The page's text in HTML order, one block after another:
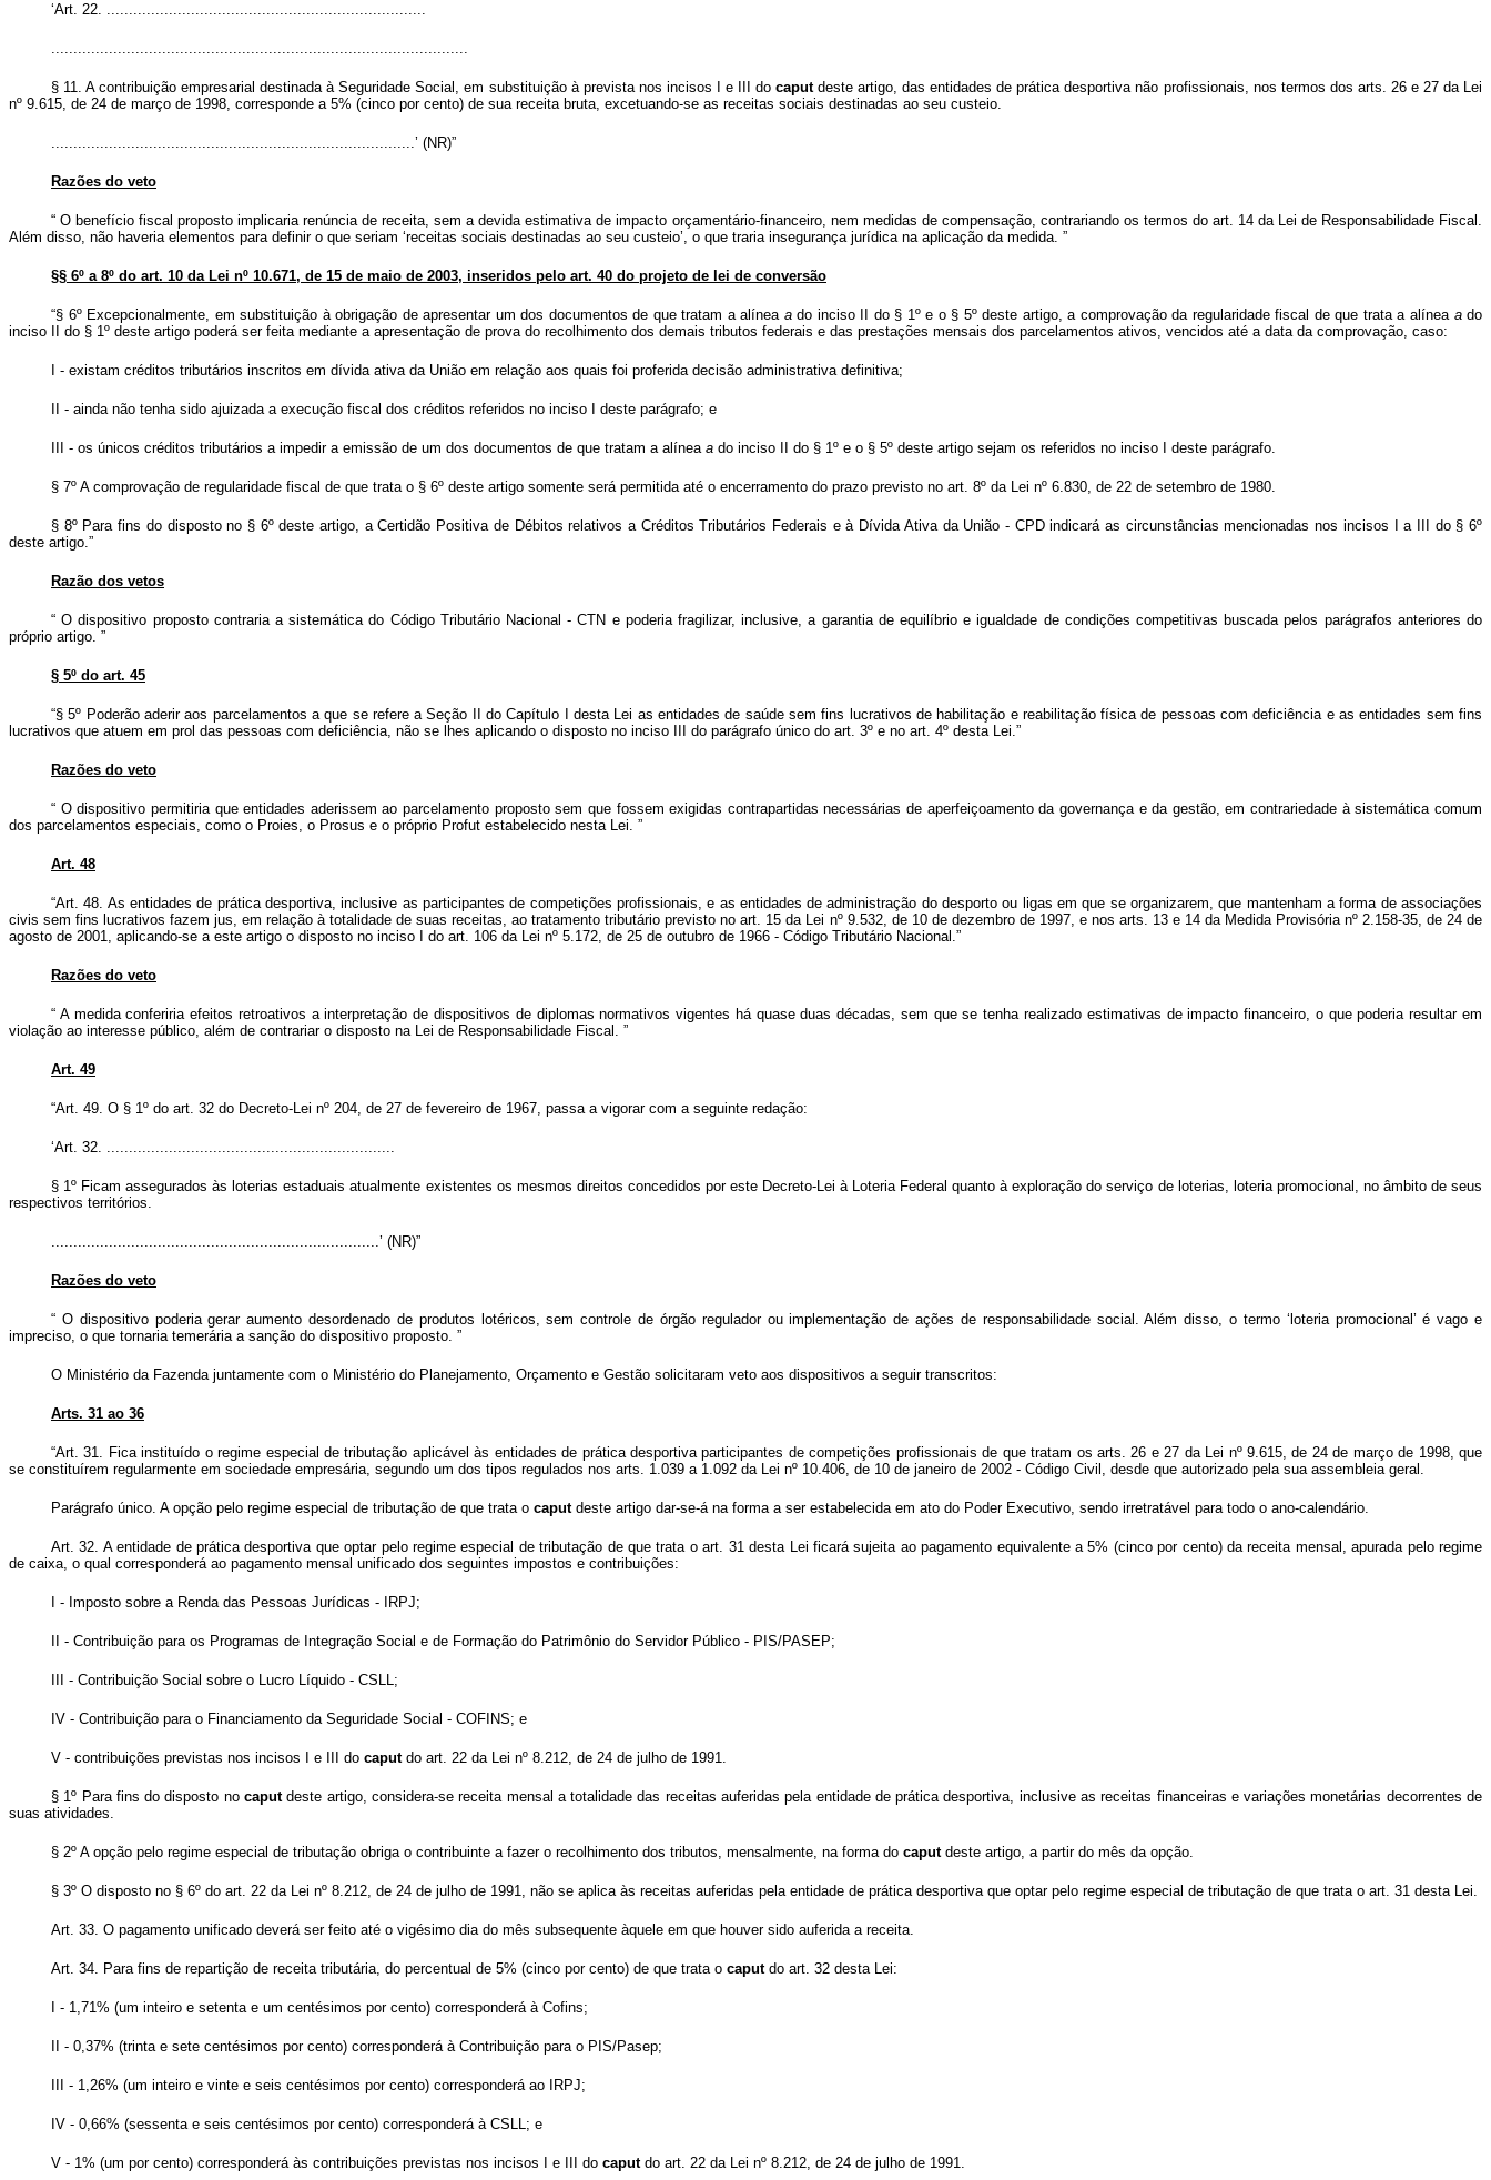
‘Art. 22. ........................................................................
..............................................................................................
§ 11. A contribuição empresarial destinada à Seguridade Social, em substituição à prevista nos incisos I e III docaputdeste artigo, das entidades de prática desportiva não profissionais, nos termos dos arts. 26 e 27 da Lei
nº 9.615, de 24 de março de 1998, corresponde a 5% (cinco por cento) de sua receita bruta, excetuando-se as receitas sociais destinadas ao seu custeio.
..................................................................................’ (NR)”
Razões do veto
“O benefício fiscal proposto implicaria renúncia de receita, sem a devida estimativa de impacto orçamentário-financeiro, nem medidas de compensação, contrariando os termos do art. 14 da Lei de Responsabilidade Fiscal.
Além disso, não haveria elementos para definir o que seriam ‘receitas sociais destinadas ao seu custeio’, o que traria insegurança jurídica na aplicação da medida. ”
§§ 6º a 8º do art. 10 da Lei nº 10.671, de 15 de maio de 2003, inseridos pelo art. 40 do projeto de lei de conversão
“§ 6º Excepcionalmente, em substituição à obrigação de apresentar um dos documentos de que tratam a alínea ado inciso II do § 1º e o § 5º deste artigo, a comprovação da regularidade fiscal de que trata a alínea ado
inciso II do § 1º deste artigo poderá ser feita mediante a apresentação de prova do recolhimento dos demais tributos federais e das prestações mensais dos parcelamentos ativos, vencidos até a data da comprovação, caso:
I - existam créditos tributários inscritos em dívida ativa da União em relação aos quais foi proferida decisão administrativa definitiva;
II - ainda não tenha sido ajuizada a execução fiscal dos créditos referidos no inciso I deste parágrafo; e
III - os únicos créditos tributários a impedir a emissão de um dos documentos de que tratam a alínea a do inciso II do § 1º e o § 5º deste artigo sejam os referidos no inciso I deste parágrafo.
§ 7º A comprovação de regularidade fiscal de que trata o § 6º deste artigo somente será permitida até o encerramento do prazo previsto no art. 8º da Lei nº 6.830, de 22 de setembro de 1980.
§ 8º Para fins do disposto no § 6º deste artigo, a Certidão Positiva de Débitos relativos a Créditos Tributários Federais e à Dívida Ativa da União - CPD indicará as circunstâncias mencionadas nos incisos I a III do § 6º
deste artigo.”
Razão dos vetos
“O dispositivo proposto contraria a sistemática do Código Tributário Nacional - CTN e poderia fragilizar, inclusive, a garantia de equilíbrio e igualdade de condições competitivas buscada pelos parágrafos anteriores do
próprio artigo. ”
§ 5º do art. 45
“§ 5º Poderão aderir aos parcelamentos a que se refere a Seção II do Capítulo I desta Lei as entidades de saúde sem fins lucrativos de habilitação e reabilitação física de pessoas com deficiência e as entidades sem fins
lucrativos que atuem em prol das pessoas com deficiência, não se lhes aplicando o disposto no inciso III do parágrafo único do art. 3º e no art. 4º desta Lei.”
Razões do veto
“ O dispositivo permitiria que entidades aderissem ao parcelamento proposto sem que fossem exigidas contrapartidas necessárias de aperfeiçoamento da governança e da gestão, em contrariedade à sistemática comum
dos parcelamentos especiais, como o Proies, o Prosus e o próprio Profut estabelecido nesta Lei. ”
Art. 48
“Art. 48. As entidades de prática desportiva, inclusive as participantes de competições profissionais, e as entidades de administração do desporto ou ligas em que se organizarem, que mantenham a forma de associações
civis sem fins lucrativos fazem jus, em relação à totalidade de suas receitas, ao tratamento tributário previsto no art. 15 da Lei nº 9.532, de 10 de dezembro de 1997, e nos arts. 13 e 14 da Medida Provisória nº 2.158-35, de 24 de
agosto de 2001, aplicando-se a este artigo o disposto no inciso I do art. 106 da Lei nº 5.172, de 25 de outubro de 1966 - Código Tributário Nacional.”
Razões do veto
“ A medida conferiria efeitos retroativos a interpretação de dispositivos de diplomas normativos vigentes há quase duas décadas, sem que se tenha realizado estimativas de impacto financeiro, o que poderia resultar em
violação ao interesse público, além de contrariar o disposto na Lei de Responsabilidade Fiscal. ”
Art. 49
“Art. 49. O § 1º do art. 32 do Decreto-Lei nº 204, de 27 de fevereiro de 1967, passa a vigorar com a seguinte redação:
‘Art. 32. .................................................................
§ 1º Ficam assegurados às loterias estaduais atualmente existentes os mesmos direitos concedidos por este Decreto-Lei à Loteria Federal quanto à exploração do serviço de loterias, loteria promocional, no âmbito de seus
respectivos territórios.
..........................................................................’ (NR)”
Razões do veto
“ O dispositivo poderia gerar aumento desordenado de produtos lotéricos, sem controle de órgão regulador ou implementação de ações de responsabilidade social. Além disso, o termo ‘loteria promocional’ é vago e
impreciso, o que tornaria temerária a sanção do dispositivo proposto. ”
O Ministério da Fazenda juntamente com o Ministério do Planejamento, Orçamento e Gestão solicitaram veto aos dispositivos a seguir transcritos:
Arts. 31 ao 36
“Art. 31. Fica instituído o regime especial de tributação aplicável às entidades de prática desportiva participantes de competições profissionais de que tratam os arts. 26 e 27 da Lei nº 9.615, de 24 de março de 1998, que
se constituírem regularmente em sociedade empresária, segundo um dos tipos regulados nos arts. 1.039 a 1.092 da Lei nº 10.406, de 10 de janeiro de 2002 - Código Civil, desde que autorizado pela sua assembleia geral.
Parágrafo único. A opção pelo regime especial de tributação de que trata o caput deste artigo dar-se-á na forma a ser estabelecida em ato do Poder Executivo, sendo irretratável para todo o ano-calendário.
Art. 32. A entidade de prática desportiva que optar pelo regime especial de tributação de que trata o art. 31 desta Lei ficará sujeita ao pagamento equivalente a 5% (cinco por cento) da receita mensal, apurada pelo regime
de caixa, o qual corresponderá ao pagamento mensal unificado dos seguintes impostos e contribuições:
I - Imposto sobre a Renda das Pessoas Jurídicas - IRPJ;
II - Contribuição para os Programas de Integração Social e de Formação do Patrimônio do Servidor Público - PIS/PASEP;
III - Contribuição Social sobre o Lucro Líquido - CSLL;
IV - Contribuição para o Financiamento da Seguridade Social - COFINS; e
V - contribuições previstas nos incisos I e III do caput do art. 22 da Lei nº 8.212, de 24 de julho de 1991.
§ 1º Para fins do disposto nocaputdeste artigo, considera-se receita mensal a totalidade das receitas auferidas pela entidade de prática desportiva, inclusive as receitas financeiras e variações monetárias decorrentes de
suas atividades.
§ 2º A opção pelo regime especial de tributação obriga o contribuinte a fazer o recolhimento dos tributos, mensalmente, na forma do caput deste artigo, a partir do mês da opção.
§ 3º O disposto no § 6º do art. 22 da Lei nº 8.212, de 24 de julho de 1991, não se aplica às receitas auferidas pela entidade de prática desportiva que optar pelo regime especial de tributação de que trata o art. 31 desta Lei.
Art. 33. O pagamento unificado deverá ser feito até o vigésimo dia do mês subsequente àquele em que houver sido auferida a receita.
Art. 34. Para fins de repartição de receita tributária, do percentual de 5% (cinco por cento) de que trata o caput do art. 32 desta Lei:
I - 1,71% (um inteiro e setenta e um centésimos por cento) corresponderá à Cofins;
II - 0,37% (trinta e sete centésimos por cento) corresponderá à Contribuição para o PIS/Pasep;
III - 1,26% (um inteiro e vinte e seis centésimos por cento) corresponderá ao IRPJ;
IV - 0,66% (sessenta e seis centésimos por cento) corresponderá à CSLL; e
V - 1% (um por cento) corresponderá às contribuições previstas nos incisos I e III do caput do art. 22 da Lei nº 8.212, de 24 de julho de 1991.